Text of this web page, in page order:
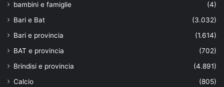
bambini e famiglie
(4)
Bari e Bat
(3.032)
Bari e provincia
(1.614)
BAT e provincia
(702)
Brindisi e provincia
(4.891)
Calcio
(805)